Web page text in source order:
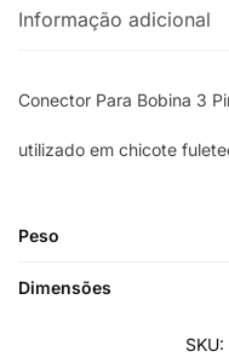
Informação adicional
Conector Para Bobina 3
utilizado em chicote
Peso
Dimensões
SKU: